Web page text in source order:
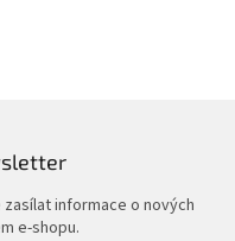
informace o nových
e-shopu.